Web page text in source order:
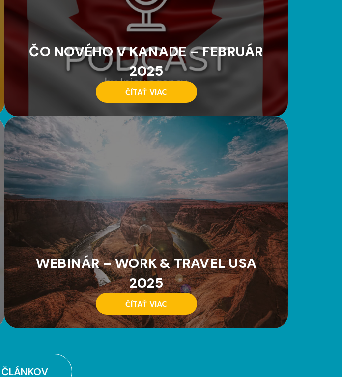
ČO NOVÉHO V KANADE – FEBRUÁR
2025
ČÍTAŤ VIAC
WEBINÁR – WORK & TRAVEL USA
2025
ČÍTAŤ VIAC